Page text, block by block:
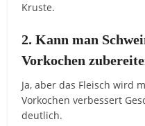
Kruste.
2. Kann man
Vorkochen
Ja, aber das Fleisch wird
Vorkochen verbessert
deutlich.